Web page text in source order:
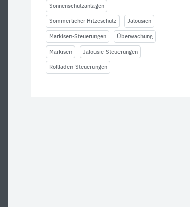
Sonnenschutzanlagen
Sommerlicher Hitzeschutz Jalousien
Markisen-Steuerungen Überwachung
Markisen Jalousie-Steuerungen
Rollladen-Steuerungen